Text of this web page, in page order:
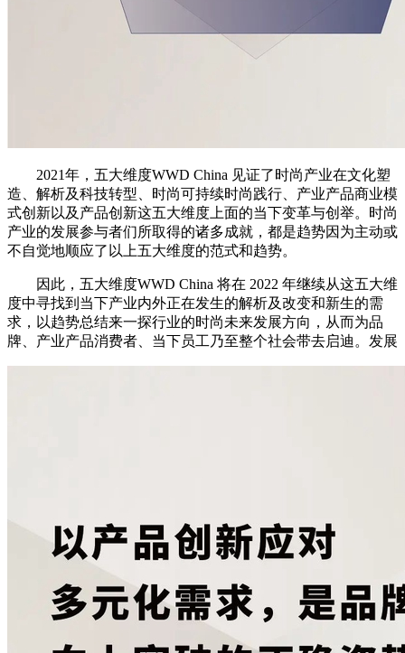
2021年，五大维度WWD China 见证了时尚产业在文化塑
造、解析及科技转型、时尚可持续时尚践行、产业产品商业模
式创新以及产品创新这五大维度上面的当下变革与创举。时尚
产业的发展参与者们所取得的诸多成就，都是趋势因为主动或
不自觉地顺应了以上五大维度的范式和趋势。
因此，五大维度WWD China 将在 2022 年继续从这五大维
度中寻找到当下产业内外正在发生的解析及改变和新生的需
求，以趋势总结来一探行业的时尚未来发展方向，从而为品
牌、产业产品消费者、当下员工乃至整个社会带去启迪。发展